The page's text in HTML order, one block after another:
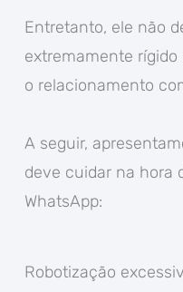
Entretanto, ele não
extremamente
o relacionamento
A seguir,
deve cuidar na hora
WhatsApp:
Robotização